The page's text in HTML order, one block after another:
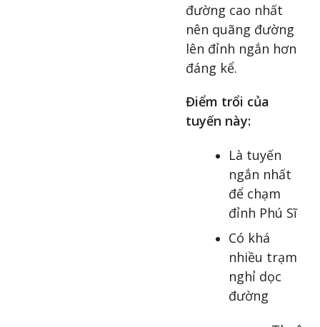
đường cao nhất
nên quãng đường
lên đỉnh ngắn hơn
đáng kể.
Điểm trổi của
tuyến này:
Là tuyến
ngắn nhất
để chạm
đỉnh Phú Sĩ
Có khá
nhiều trạm
nghỉ dọc
đường